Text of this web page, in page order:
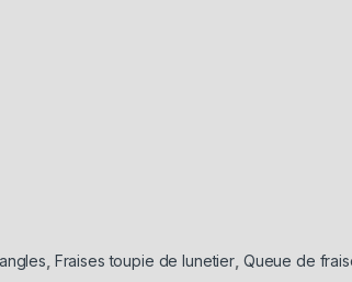
Fraises toupie de lunetier Queue de